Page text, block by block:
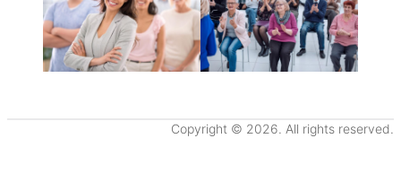
Copyright © 2026. All rights reserved.